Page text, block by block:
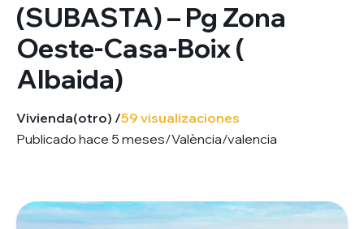
(SUBASTA) – Pg Zona
Oeste-Casa-Boix (
Albaida)
Vivienda(otro) /59 visualizaciones
Publicado hace 5 meses/València/valencia